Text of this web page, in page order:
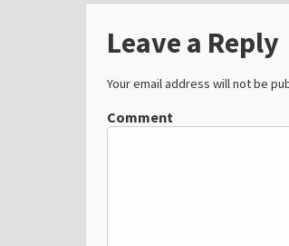
Leave a Reply
Your email address will not be
Comment